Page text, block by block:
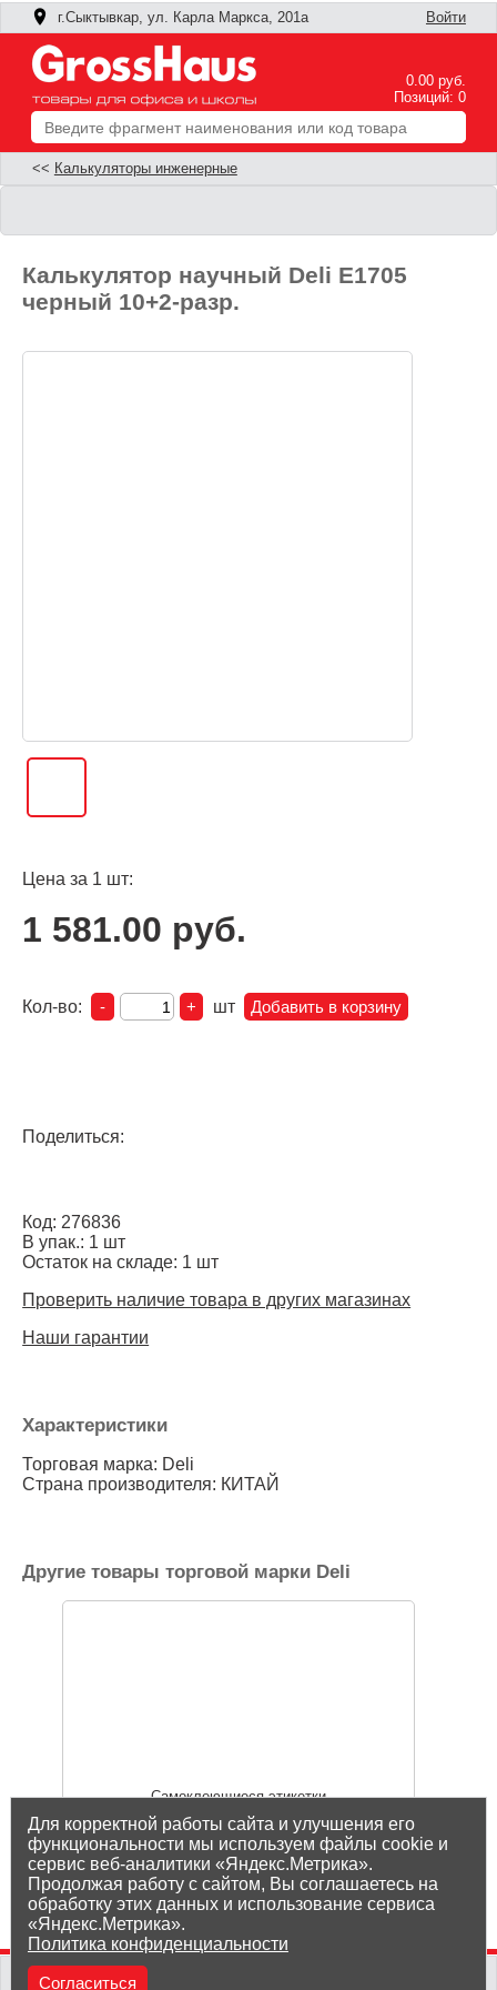
г.Сыктывкар, ул. Карла Маркса, 201а Войти
0.00 руб.
Позиций: 0
<< Калькуляторы инженерные
Калькулятор научный Deli E1705
черный 10+2-разр.
Цена за 1 шт:
1 581.00 руб.
Кол-во: шт
Поделиться:
Код: 276836
В упак.: 1 шт
Остаток на складе: 1 шт
Проверить наличие товара в других магазинах
Наши гарантии
Характеристики
Торговая марка: Deli
Страна производителя: КИТАЙ
Другие товары торговой марки Deli
Самоклеющиеся этикетки
Показать все товары Deli
Для корректной работы сайта и улучшения его
функциональности мы используем файлы cookie и
сервис веб-аналитики «Яндекс.Метрика».
Продолжая работу с сайтом, Вы соглашаетесь на
обработку этих данных и использование сервиса
«Яндекс.Метрика».
Политика конфиденциальности
Согласиться
(8212) 25-05-05